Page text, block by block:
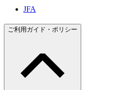
JFA
ご利用ガイド・ポリシー